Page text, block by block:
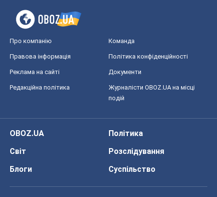
Про компанію Команда
Правова інформація Політика конфіденційності
Реклама на сайті Документи
Редакційна політика
Журналісти OBOZ.UA на місці
подій
OBOZ.UA
Політика
Світ
Розслідування
Блоги
Суспільство